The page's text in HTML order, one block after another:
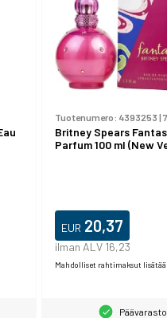
Tuotenumero: 4393253 |
Britney Spears
Parfum 100 ml (New
EUR 20,37
ilman ALV 16,23
Mahdolliset rahtimaksut